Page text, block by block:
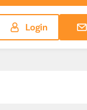
Login